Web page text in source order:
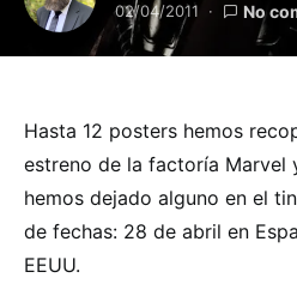
02/04/2011 No
Hasta 12 posters hemos
estreno de la factoría Marvel
hemos dejado alguno en el
de fechas: 28 de abril en
EEUU.